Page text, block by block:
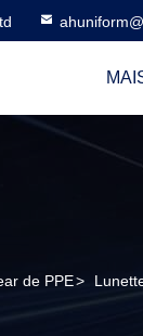
de PPE>